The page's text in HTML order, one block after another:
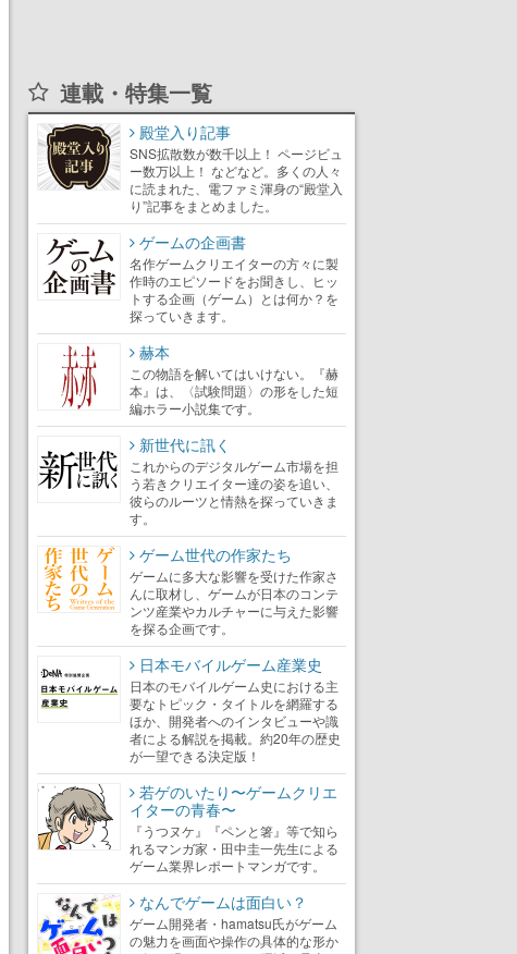
連載・特集一覧
殿堂入り記事
SNS拡散数が数千以上！ ページビュ
ー数万以上！ などなど。多くの人々
に読まれた、電ファミ渾身の“殿堂入
り”記事をまとめました。
ゲームの企画書
名作ゲームクリエイターの方々に製
作時のエピソードをお聞きし、ヒッ
トする企画（ゲーム）とは何か？を
探っていきます。
赫本
この物語を解いてはいけない。『赫
本』は、〈試験問題〉の形をした短
編ホラー小説集です。
新世代に訊く
これからのデジタルゲーム市場を担
う若きクリエイター達の姿を追い、
彼らのルーツと情熱を探っていきま
す。
ゲーム世代の作家たち
ゲームに多大な影響を受けた作家さ
んに取材し、ゲームが日本のコンテ
ンツ産業やカルチャーに与えた影響
を探る企画です。
日本モバイルゲーム産業史
日本のモバイルゲーム史における主
要なトピック・タイトルを網羅する
ほか、開発者へのインタビューや識
者による解説を掲載。約20年の歴史
が一望できる決定版！
若ゲのいたり〜ゲームクリエ
イターの青春〜
『うつヌケ』『ペンと箸』等で知ら
れるマンガ家・田中圭一先生による
ゲーム業界レポートマンガです。
なんでゲームは面白い？
ゲーム開発者・hamatsu氏がゲーム
の魅力を画面や操作の具体的な形か